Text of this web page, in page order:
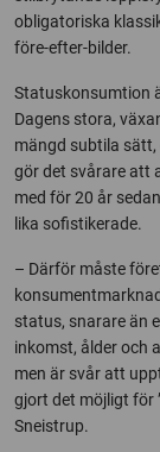
obligatoriska
före-efter-bilder.
Statuskonsumtion
Dagens stora,
mängd subtila
gör det svårare att
med för 20 år
lika sofistikerade.
– Därför måste
status, snarare än
inkomst, ålder och
men är svår att
gjort det möjligt för
Sneistrup.